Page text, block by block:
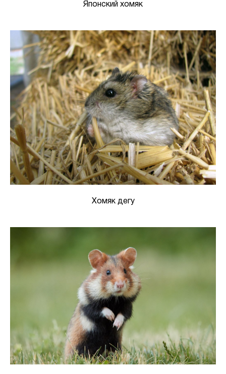
Японский хомяк
Хомяк дегу